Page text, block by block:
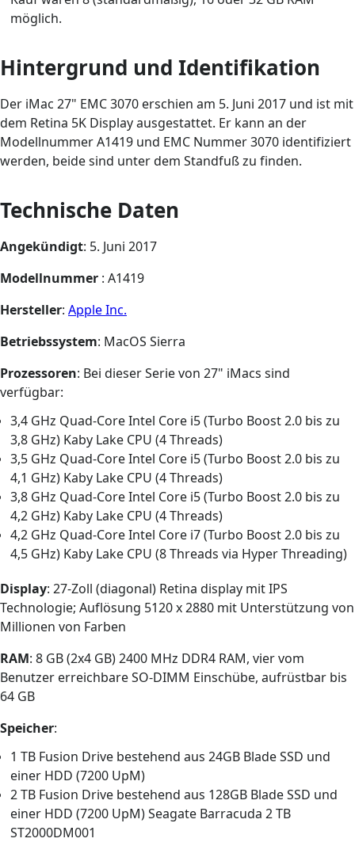
möglich.
Hintergrund und Identifikation
Der iMac 27" EMC 3070 erschien am 5. Juni 2017 und ist mit
dem Retina 5K Display ausgestattet. Er kann an der
Modellnummer A1419 und EMC Nummer 3070 identifiziert
werden, beide sind unter dem Standfuß zu finden.
Technische Daten
Angekündigt: 5. Juni 2017
Modellnummer : A1419
Hersteller: Apple Inc.
Betriebssystem: MacOS Sierra
Prozessoren: Bei dieser Serie von 27" iMacs sind
verfügbar:
3,4 GHz Quad-Core Intel Core i5 (Turbo Boost 2.0 bis zu
3,8 GHz) Kaby Lake CPU (4 Threads)
3,5 GHz Quad-Core Intel Core i5 (Turbo Boost 2.0 bis zu
4,1 GHz) Kaby Lake CPU (4 Threads)
3,8 GHz Quad-Core Intel Core i5 (Turbo Boost 2.0 bis zu
4,2 GHz) Kaby Lake CPU (4 Threads)
4,2 GHz Quad-Core Intel Core i7 (Turbo Boost 2.0 bis zu
4,5 GHz) Kaby Lake CPU (8 Threads via Hyper Threading)
Display: 27-Zoll (diagonal) Retina display mit IPS
Technologie; Auflösung 5120 x 2880 mit Unterstützung von
Millionen von Farben
RAM: 8 GB (2x4 GB) 2400 MHz DDR4 RAM, vier vom
Benutzer erreichbare SO-DIMM Einschübe, aufrüstbar bis
64 GB
Speicher:
1 TB Fusion Drive bestehend aus 24GB Blade SSD und
einer HDD (7200 UpM)
2 TB Fusion Drive bestehend aus 128GB Blade SSD und
einer HDD (7200 UpM) Seagate Barracuda 2 TB
ST2000DM001